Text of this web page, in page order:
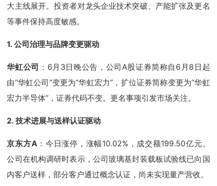
大主线展开。投资者对龙头企业技术突破、产能扩张及更名
等事件保持高度敏感。
1. 公司治理与品牌变更驱动
华虹公司 ：6月3日晚公告，公司A股证券简称自6月8日起
由“华虹公司”变更为“华虹宏力”，扩位证券简称变更为“华虹
宏力半导体”，证券代码不变。更名事项引发市场关注。
2. 技术进展与送样认证驱动
京东方A ：今日涨停，涨幅10.02%，成交额199.50亿元。
公司在机构调研时表示，公司玻璃基封装载板试验线已向国
内客户送样，部分客户通过概念认证，尚未实现量产营收。